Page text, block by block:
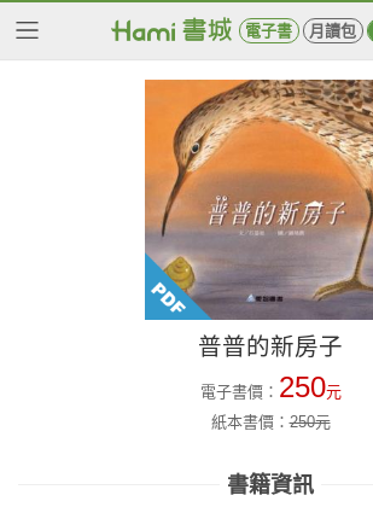
電子書 月讀包
普普的新房子
電子書價： 250元
紙本書價：250元
書籍資訊